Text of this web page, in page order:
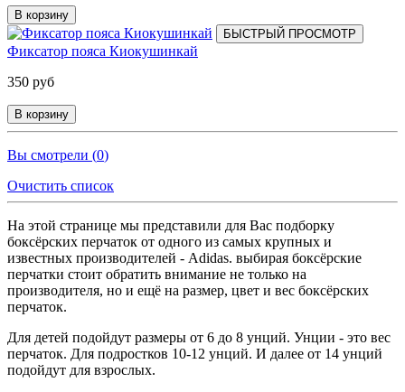
В корзину
БЫСТРЫЙ ПРОСМОТР
Фиксатор пояса Киокушинкай
350 руб
В корзину
Вы смотрели (0)
Очистить список
На этой странице мы представили для Вас подборку
боксёрских перчаток от одного из самых крупных и
известных производителей - Adidas. выбирая боксёрские
перчатки стоит обратить внимание не только на
производителя, но и ещё на размер, цвет и вес боксёрских
перчаток.
Для детей подойдут размеры от 6 до 8 унций. Унции - это вес
перчаток. Для подростков 10-12 унций. И далее от 14 унций
подойдут для взрослых.